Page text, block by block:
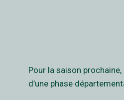
Pour la saison
d’une phase